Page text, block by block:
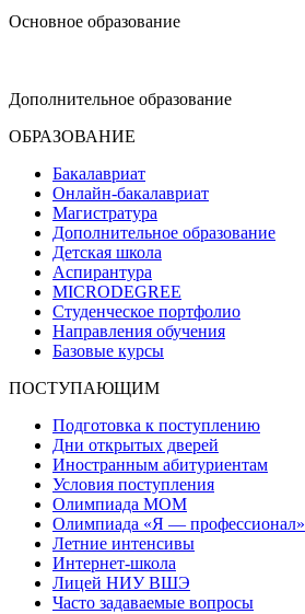
Основное образование
Дополнительное образование
ОБРАЗОВАНИЕ
Бакалавриат
Онлайн-бакалавриат
Магистратура
Дополнительное образование
Детская школа
Аспирантура
MICRODEGREE
Студенческое портфолио
Направления обучения
Базовые курсы
ПОСТУПАЮЩИМ
Подготовка к поступлению
Дни открытых дверей
Иностранным абитуриентам
Условия поступления
Олимпиада МОМ
Олимпиада «Я — профессионал»
Летние интенсивы
Интернет-школа
Лицей НИУ ВШЭ
Часто задаваемые вопросы